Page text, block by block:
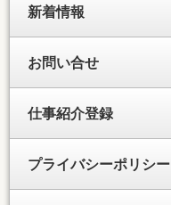
新着情報
お問い合せ
仕事紹介登録
プライバシーポリシー